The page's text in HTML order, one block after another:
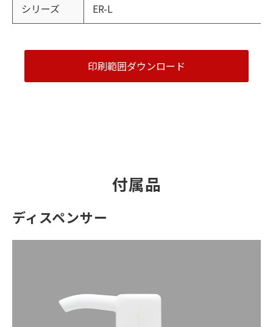
シリーズ ER-L
印刷範囲ダウンロード
付属品
ディスペンサー